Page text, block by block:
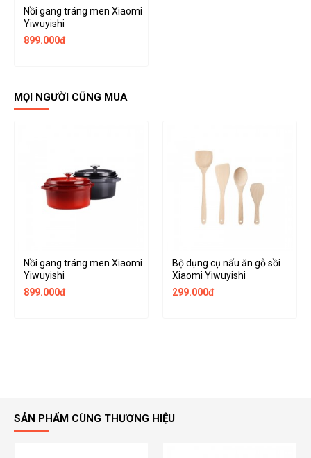
Nồi gang tráng men Xiaomi
Yiwuyishi
899.000đ
MỌI NGƯỜI CŨNG MUA
Nồi gang tráng men Xiaomi
Yiwuyishi
899.000đ
Bộ dụng cụ nấu ăn gỗ sồi
Xiaomi Yiwuyishi
299.000đ
SẢN PHẨM CÙNG THƯƠNG HIỆU